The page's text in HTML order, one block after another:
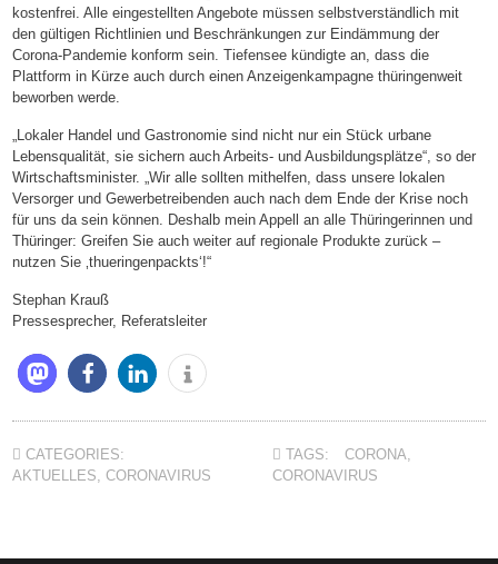
kostenfrei. Alle eingestellten Angebote müssen selbstverständlich mit
den gültigen Richtlinien und Beschränkungen zur Eindämmung der
Corona-Pandemie konform sein. Tiefensee kündigte an, dass die
Plattform in Kürze auch durch einen Anzeigenkampagne thüringenweit
beworben werde.
„Lokaler Handel und Gastronomie sind nicht nur ein Stück urbane
Lebensqualität, sie sichern auch Arbeits- und Ausbildungsplätze“, so der
Wirtschaftsminister. „Wir alle sollten mithelfen, dass unsere lokalen
Versorger und Gewerbetreibenden auch nach dem Ende der Krise noch
für uns da sein können. Deshalb mein Appell an alle Thüringerinnen und
Thüringer: Greifen Sie auch weiter auf regionale Produkte zurück –
nutzen Sie ‚thueringenpackts‘!“
Stephan Krauß
Pressesprecher, Referatsleiter
CATEGORIES:
AKTUELLES,CORONAVIRUS
TAGS: CORONA,
CORONAVIRUS